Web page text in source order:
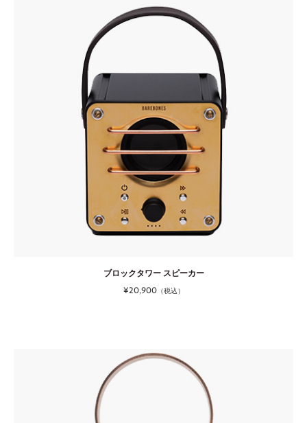
ブロックタワー スピーカー
¥20,900（税込）